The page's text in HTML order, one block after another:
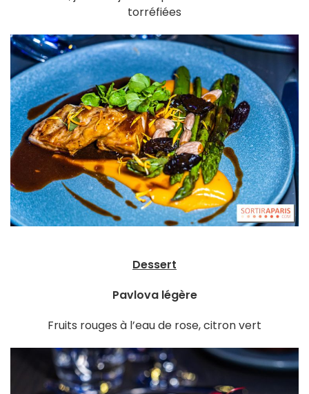
torréfiées
Dessert
Pavlova légère
Fruits rouges à l’eau de rose, citron vert